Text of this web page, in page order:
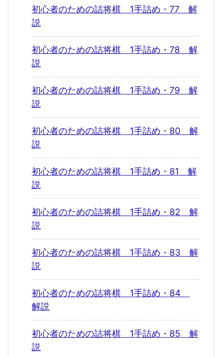
初心者のための詰将棋 1手詰め・77 解
説
初心者のための詰将棋 1手詰め・78 解
説
初心者のための詰将棋 1手詰め・79 解
説
初心者のための詰将棋 1手詰め・80 解
説
初心者のための詰将棋 1手詰め・81 解
説
初心者のための詰将棋 1手詰め・82 解
説
初心者のための詰将棋 1手詰め・83 解
説
初心者のための詰将棋 1手詰め・84
解説
初心者のための詰将棋 1手詰め・85 解
説